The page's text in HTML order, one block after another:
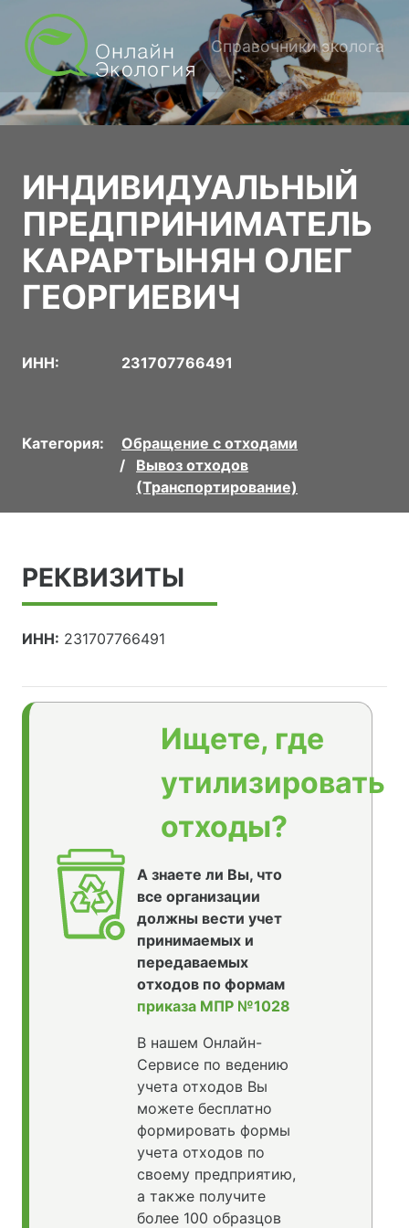
Справочники эколога
ИНДИВИДУАЛЬНЫЙ
ПРЕДПРИНИМАТЕЛЬ
КАРАРТЫНЯН ОЛЕГ
ГЕОРГИЕВИЧ
ИНН: 231707766491
Категория:
Обращение с отходами
Вывоз отходов
(Транспортирование)
РЕКВИЗИТЫ
ИНН: 231707766491
Ищете, где
утилизировать
отходы?
А знаете ли Вы, что
все организации
должны вести учет
принимаемых и
передаваемых
отходов по формам
приказа МПР №1028
В нашем Онлайн-
Сервисе по ведению
учета отходов Вы
можете бесплатно
формировать формы
учета отходов по
своему предприятию,
а также получите
более 100 образцов